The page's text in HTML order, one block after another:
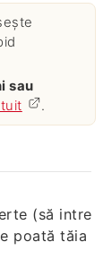
.
(să intre
poată tăia